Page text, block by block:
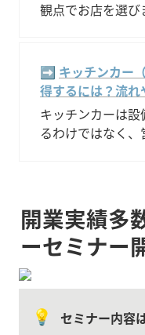
観点でお店を選び
➡️ キッチンカー
得するには？流
キッチンカーは
るわけではなく、
開業実績多
ーセミナー
💡
セミナー内容